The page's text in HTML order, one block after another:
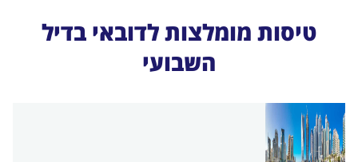
טיסות מומלצות לדובאי בדיל
השבועי